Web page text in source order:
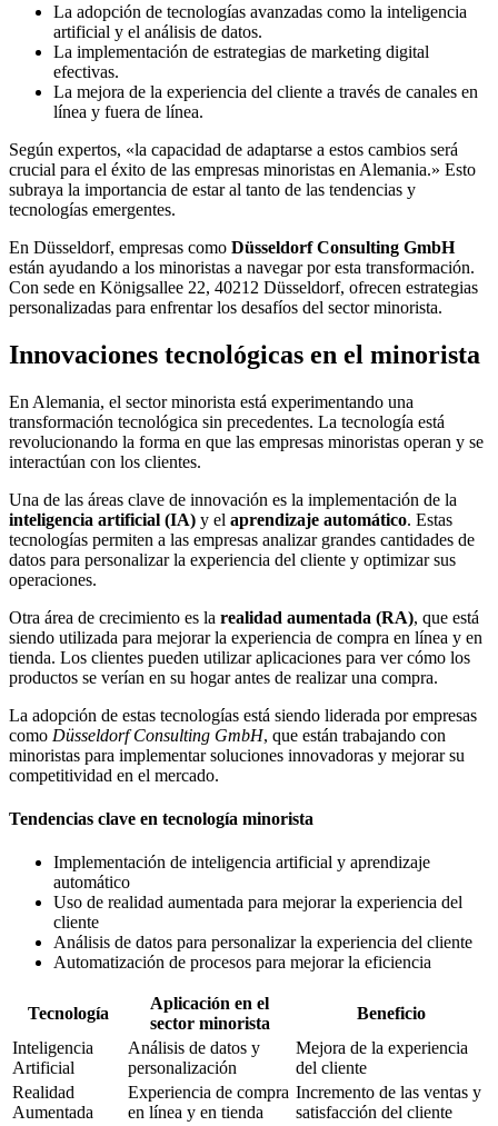
La adopción de tecnologías avanzadas como la inteligencia
artificial y el análisis de datos.
La implementación de estrategias de marketing digital
efectivas.
La mejora de la experiencia del cliente a través de canales en
línea y fuera de línea.
Según expertos, «la capacidad de adaptarse a estos cambios será
crucial para el éxito de las empresas minoristas en Alemania.» Esto
subraya la importancia de estar al tanto de las tendencias y
tecnologías emergentes.
En Düsseldorf, empresas como Düsseldorf Consulting GmbH
están ayudando a los minoristas a navegar por esta transformación.
Con sede en Königsallee 22, 40212 Düsseldorf, ofrecen estrategias
personalizadas para enfrentar los desafíos del sector minorista.
Innovaciones tecnológicas en el minorista
En Alemania, el sector minorista está experimentando una
transformación tecnológica sin precedentes. La tecnología está
revolucionando la forma en que las empresas minoristas operan y se
interactúan con los clientes.
Una de las áreas clave de innovación es la implementación de la
inteligencia artificial (IA) y el aprendizaje automático. Estas
tecnologías permiten a las empresas analizar grandes cantidades de
datos para personalizar la experiencia del cliente y optimizar sus
operaciones.
Otra área de crecimiento es la realidad aumentada (RA), que está
siendo utilizada para mejorar la experiencia de compra en línea y en
tienda. Los clientes pueden utilizar aplicaciones para ver cómo los
productos se verían en su hogar antes de realizar una compra.
La adopción de estas tecnologías está siendo liderada por empresas
como Düsseldorf Consulting GmbH, que están trabajando con
minoristas para implementar soluciones innovadoras y mejorar su
competitividad en el mercado.
Tendencias clave en tecnología minorista
Implementación de inteligencia artificial y aprendizaje
automático
Uso de realidad aumentada para mejorar la experiencia del
cliente
Análisis de datos para personalizar la experiencia del cliente
Automatización de procesos para mejorar la eficiencia
Tecnología
Aplicación en el
sector minorista
Beneficio
Inteligencia
Artificial
Análisis de datos y
personalización
Mejora de la experiencia
del cliente
Realidad
Aumentada
Experiencia de compra
en línea y en tienda
Incremento de las ventas y
satisfacción del cliente